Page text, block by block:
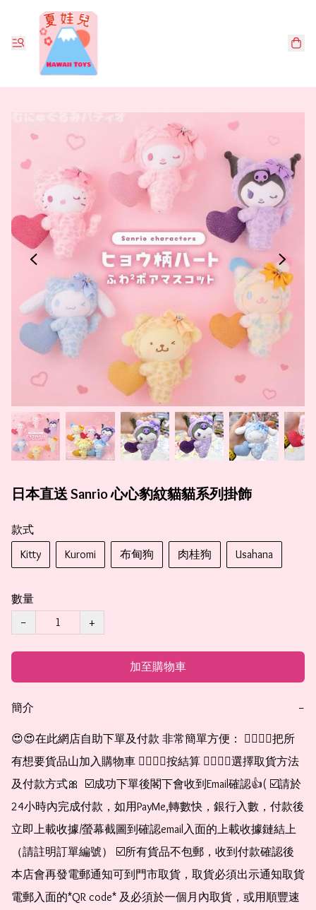
日本直送 Sanrio 心心豹紋貓貓系列掛飾
款式
Kitty
Kuromi 布甸狗 肉桂狗 Usahana
數量
−
+
加至購物車
簡介 −
😍😍在此網店自助下單及付款 非常簡單方便： 👉🏻👉🏻把所
有想要貨品山加入購物車 👉🏻👉🏻按結算 👉🏻👉🏻選擇取貨方法
及付款方式🎀  ☑️成功下單後閣下會收到Email確認👍( ☑️請於
24小時內完成付款，如用PayMe,轉數快，銀行入數，付款後
立即上載收據/螢幕截圖到確認email入面的上載收據鏈結上
（請註明訂單編號） ☑️所有貨品不包郵，收到付款確認後
本店會再發電郵通知可到門市取貨，取貨必須出示通知取貨
電郵入面的*QR code* 及必須於一個月內取貨，或用順豐速